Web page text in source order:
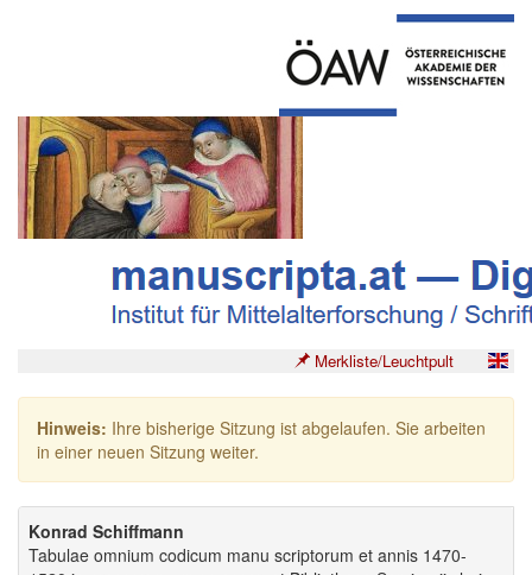
Merkliste/Leuchtpult
Hinweis: Ihre bisherige Sitzung ist abgelaufen. Sie arbeiten
in einer neuen Sitzung weiter.
Konrad Schiffmann
Tabulae omnium codicum manu scriptorum et annis 1470-